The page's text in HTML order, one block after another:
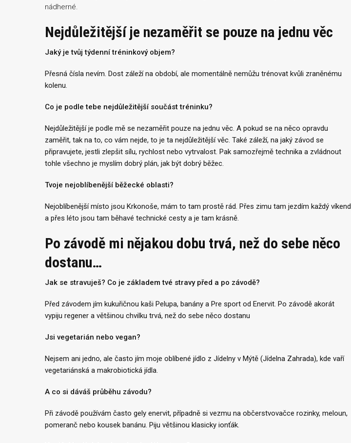
nádherné.
Nejdůležitější je nezaměřit se pouze na jednu věc
Jaký je tvůj týdenní tréninkový objem?
Přesná čísla nevím. Dost záleží na období, ale momentálně nemůžu trénovat kvůli zraněnému
kolenu.
Co je podle tebe nejdůležitější součást tréninku?
Nejdůležitější je podle mě se nezaměřit pouze na jednu věc. A pokud se na něco opravdu
zaměřit, tak na to, co vám nejde, to je ta nejdůležitější věc. Také záleží, na jaký závod se
připravujete, jestli zlepšit sílu, rychlost nebo vytrvalost. Pak samozřejmě technika a zvládnout
tohle všechno je myslím dobrý plán, jak být dobrý běžec.
Tvoje nejoblíbenější běžecké oblasti?
Nejoblíbenější místo jsou Krkonoše, mám to tam prostě rád. Přes zimu tam jezdím každý víkend
a přes léto jsou tam běhavé technické cesty a je tam krásně.
Po závodě mi nějakou dobu trvá, než do sebe něco
dostanu…
Jak se stravuješ? Co je základem tvé stravy před a po závodě?
Před závodem jím kukuřičnou kaši Pelupa, banány a Pre sport od Enervit. Po závodě akorát
vypiju regener a většinou chvilku trvá, než do sebe něco dostanu
Jsi vegetarián nebo vegan?
Nejsem ani jedno, ale často jím moje oblíbené jídlo z Jídelny v Mýtě (Jídelna Zahrada), kde vaří
vegetariánská a makrobiotická jídla.
A co si dáváš průběhu závodu?
Při závodě používám často gely enervit, případně si vezmu na občerstvovačce rozinky, meloun,
pomeranč nebo kousek banánu. Piju většinou klasicky ionťák.